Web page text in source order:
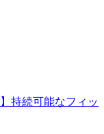
持続可能なフィッ